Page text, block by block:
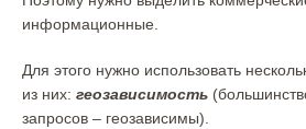
информационные.
Для этого нужно использовать
из них: геозависимость
запросов – геозависимы).